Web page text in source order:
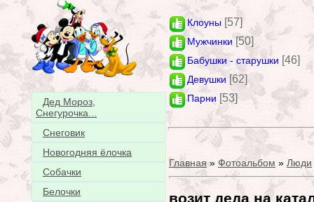
Дед Мороз,
Снегурочка...
Снеговик
Новогодняя ёлочка
Собачки
Белочки
Клоуны [57]
Мужчинки [50]
Бабушки - старушки [46]
Девушки [62]
Парни [53]
Главная » Фотоальбом » Люди
возит деда на